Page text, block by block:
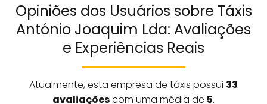
Opiniões dos Usuários sobre Táxis
António Joaquim Lda: Avaliações
e Experiências Reais
Atualmente, esta empresa de táxis possui 33
avaliaçõescom uma média de 5.